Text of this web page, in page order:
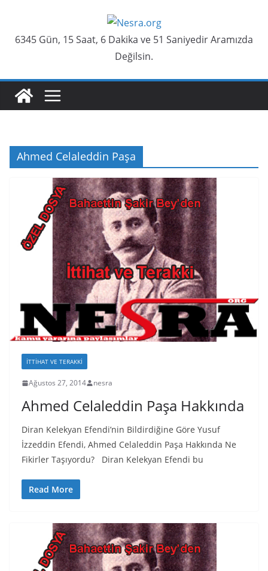
content
6345 Gün, 15 Saat, 6 Dakika ve 52 Saniyedir Aramızda
Değilsin.
Ahmed Celaleddin Paşa
İTTIHAT VE TERAKKI
Ağustos 27, 2014 nesra
Ahmed Celaleddin Paşa Hakkında
Diran Kelekyan Efendi’nin Bildirdiğine Göre Yusuf
İzzeddin Efendi, Ahmed Celaleddin Paşa Hakkında Ne
Fikirler Taşıyordu? Diran Kelekyan Efendi bu
Read More